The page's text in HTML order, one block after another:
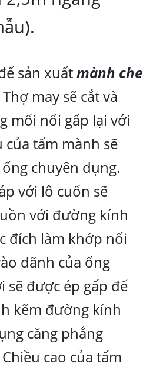
sản xuấtmành che
Thợ may sẽ cắt và
mối nối gấp lại với
của tấm mành sẽ
chuyên dụng.
với lô cuốn sẽ
với đường kính
đích làm khớp nối
dãnh của ống
được ép gấp để
kẽm đường kính
căng phẳng
cao của tấm